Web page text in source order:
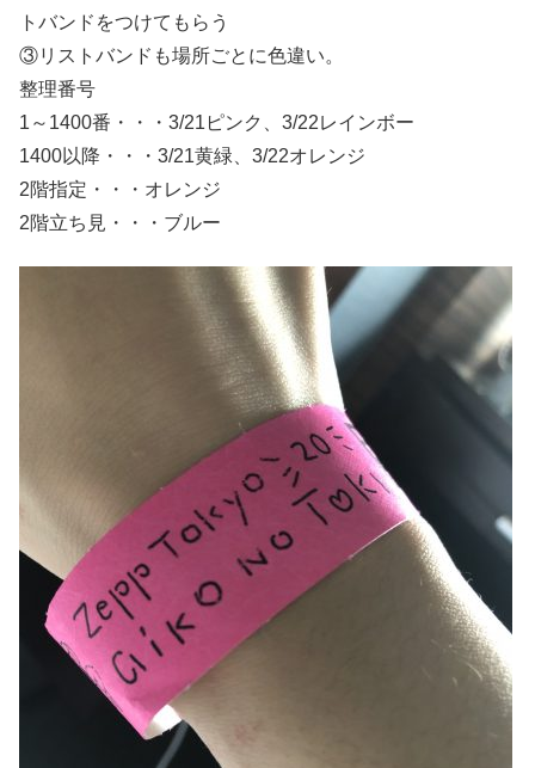
トバンドをつけてもらう
③リストバンドも場所ごとに色違い。
整理番号
1～1400番・・・3/21ピンク、3/22レインボー
1400以降・・・3/21黄緑、3/22オレンジ
2階指定・・・オレンジ
2階立ち見・・・ブルー